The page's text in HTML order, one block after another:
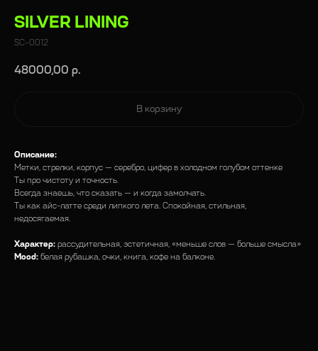
SILVER LINING
SC-0012
48000,00 р.
В корзину
Описание:
Метки, стрелки, корпус — серебро, цифер в холодном голубом оттенке
Ты про чистоту и точность.
Всегда знаешь, что сказать — и когда замолчать.
Ты как айс-латте среди липкого лета. Спокойная, стильная,
недосягаемая.
Характер: рассудительная, эстетичная, «меньше слов — больше смысла»
Mood: белая рубашка, очки, книга, кофе на балконе.